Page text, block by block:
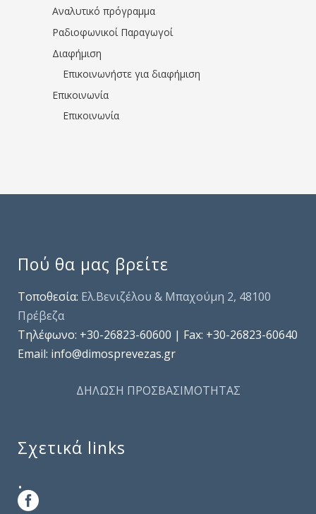
Αναλυτικό πρόγραμμα
Ραδιοφωνικοί Παραγωγοί
Διαφήμιση
Επικοινωνήστε για διαφήμιση
Επικοινωνία
Επικοινωνία
Πού θα μας βρείτε
Τοποθεσία: Ελ.Βενιζέλου & Μπαχούμη 2, 48100
Πρέβεζα
Τηλέφωνo: +30-26823-60600 | Fax: +30-26823-60640
Email: info@dimosprevezas.gr
ΔΗΛΩΣΗ ΠΡΟΣΒΑΣΙΜΟΤΗΤΑΣ
Σχετικά links
.